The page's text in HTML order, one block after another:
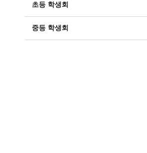
초등 학생회
중등 학생회